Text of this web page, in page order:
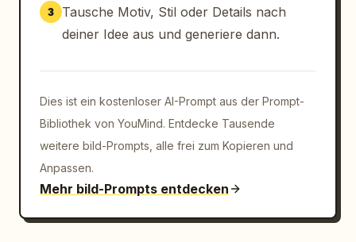
3
Tausche Motiv, Stil oder Details nach
deiner Idee aus und generiere dann.
Dies ist ein kostenloser AI-Prompt aus der Prompt-
Bibliothek von YouMind. Entdecke Tausende
weitere bild-Prompts, alle frei zum Kopieren und
Anpassen.
Mehr bild-Prompts entdecken